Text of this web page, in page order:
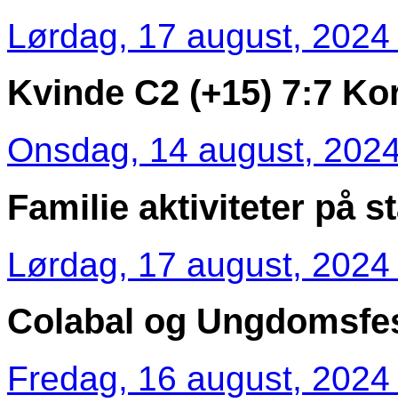
Lørdag, 17 august,
Kvinde C2 (+15) 7:7
Onsdag, 14 august,
Familie aktiviteter på
Lørdag, 17 august,
Colabal og
Fredag, 16 august,